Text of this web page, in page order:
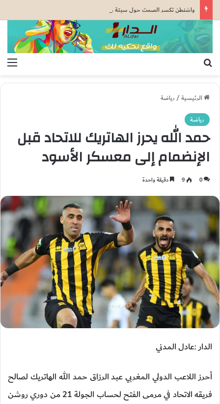
الرئيسية/رياضة
رياضة
حمد الله يحرز الهاتريك للاتحاد قبل
الإنضمام إلى معسكر الأسود
0
9 دقيقة واحدة
الدار :عادل المدني
أحرز اللاعب الدولي المغربي عبد الرزاق حمد الله الهاتريك لصالح
فريقه الاتحاد في مرمى الفتح لحساب الجولة 21 من دوري روشن